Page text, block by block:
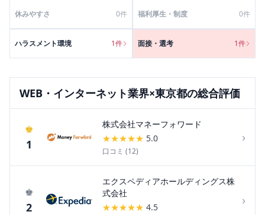
休みやすさ 0件 福利厚生・制度 0件
ハラスメント環境 1件 面接・選考 1件
WEB・インターネット業界×東京都の総合評価
♚
1
株式会社マネーフォワード
★★★★★ 5.0
口コミ (12)
›
♚
2
エクスペディアホールディングス株
式会社
★★★★★ 4.5 ›